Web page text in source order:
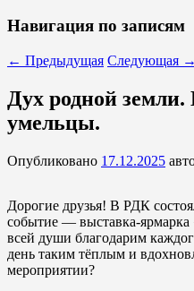
Навигация по записям
← Предыдущая Следующая →
Дух родной земли.
умельцы.
Опубликовано 17.12.2025
Дорогие друзья! В РДК
событие —
всей души благодарим
день таким тёплым и
мероприятии?